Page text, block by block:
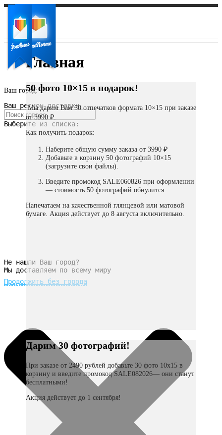
Ваш город:
Ваш регион доставки
Выберите из списка:
Не нашли Ваш город?
Мы доставляем по всему миру
Продолжить без города
Главная
50 фото 10×15 в подарок!
Мы дарим Вам 50 отпечатков формата 10×15 при заказе
от 3990 ₽.
Как получить подарок:
Наберите общую сумму заказа от 3990 ₽
Добавьте в корзину 50 фотографий 10×15
(загрузите свои файлы).
Введите промокод SALE060826 при оформлении
— стоимость 50 фотографий обнулится.
Напечатаем на качественной глянцевой или матовой
бумаге. Акция действует до 8 августа включительно.
Дарим 30 фотографий!
При заказе от 2490 рублей добавьте 30 фото 10х15 в
корзину и введите промокод SALE082026— они станут
бесплатными!
Акция действует до 1 сентября!